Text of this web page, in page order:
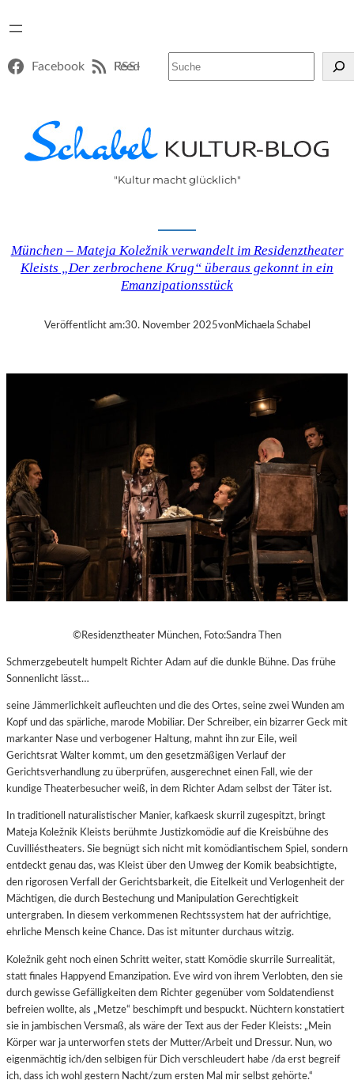
Facebook RSS-Feed
"Kultur macht glücklich"
München – Mateja Koležnik verwandelt im Residenztheater
Kleists „Der zerbrochene Krug“ überaus gekonnt in ein
Emanzipationsstück
Veröffentlicht am:30. November 2025vonMichaela Schabel
©Residenztheater München, Foto:Sandra Then
Schmerzgebeutelt humpelt Richter Adam auf die dunkle Bühne. Das frühe
Sonnenlicht lässt…
seine Jämmerlichkeit aufleuchten und die des Ortes, seine zwei Wunden am
Kopf und das spärliche, marode Mobiliar. Der Schreiber, ein bizarrer Geck mit
markanter Nase und verbogener Haltung, mahnt ihn zur Eile, weil
Gerichtsrat Walter kommt, um den gesetzmäßigen Verlauf der
Gerichtsverhandlung zu überprüfen, ausgerechnet einen Fall, wie der
kundige Theaterbesucher weiß, in dem Richter Adam selbst der Täter ist.
In traditionell naturalistischer Manier, kafkaesk skurril zugespitzt, bringt
Mateja Koležnik Kleists berühmte Justizkomödie auf die Kreisbühne des
Cuvilliéstheaters. Sie begnügt sich nicht mit komödiantischem Spiel, sondern
entdeckt genau das, was Kleist über den Umweg der Komik beabsichtigte,
den rigorosen Verfall der Gerichtsbarkeit, die Eitelkeit und Verlogenheit der
Mächtigen, die durch Bestechung und Manipulation Gerechtigkeit
untergraben. In diesem verkommenen Rechtssystem hat der aufrichtige,
ehrliche Mensch keine Chance. Das ist mitunter durchaus witzig.
Koležnik geht noch einen Schritt weiter, statt Komödie skurrile Surrealität,
statt finales Happyend Emanzipation. Eve wird von ihrem Verlobten, den sie
durch gewisse Gefälligkeiten dem Richter gegenüber vom Soldatendienst
befreien wollte, als „Metze“ beschimpft und bespuckt. Nüchtern konstatiert
sie in jambischen Versmaß, als wäre der Text aus der Feder Kleists: „Mein
Körper war ja unterworfen stets der Mutter/Arbeit und Dressur. Nun, wo
eigenmächtig ich/den selbigen für Dich verschleudert habe /da erst begreif
ich, dass ich wohl gestern Nacht/zum ersten Mal mir selbst gehörte.“